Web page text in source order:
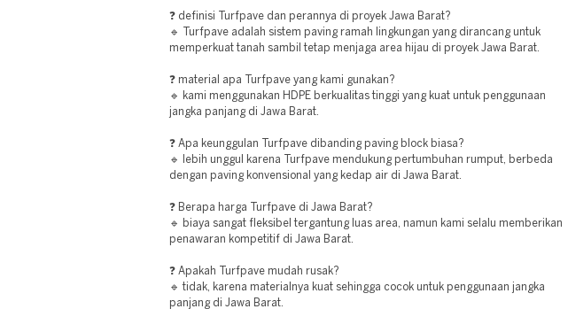
❓ definisi Turfpave dan perannya di proyek Jawa Barat?
🔹 Turfpave adalah sistem paving ramah lingkungan yang dirancang untuk
memperkuat tanah sambil tetap menjaga area hijau di proyek Jawa Barat.
❓ material apa Turfpave yang kami gunakan?
🔹 kami menggunakan HDPE berkualitas tinggi yang kuat untuk penggunaan
jangka panjang di Jawa Barat.
❓ Apa keunggulan Turfpave dibanding paving block biasa?
🔹 lebih unggul karena Turfpave mendukung pertumbuhan rumput, berbeda
dengan paving konvensional yang kedap air di Jawa Barat.
❓ Berapa harga Turfpave di Jawa Barat?
🔹 biaya sangat fleksibel tergantung luas area, namun kami selalu memberikan
penawaran kompetitif di Jawa Barat.
❓ Apakah Turfpave mudah rusak?
🔹 tidak, karena materialnya kuat sehingga cocok untuk penggunaan jangka
panjang di Jawa Barat.